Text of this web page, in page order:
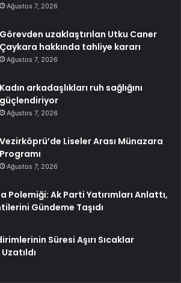
Ağustos 7, 2026
Görevden uzaklaştırılan Utku Caner
Çaykara hakkında tahliye kararı
Ağustos 7, 2026
Kadın arkadaşlıkları ruh sağlığını
güçlendiriyor
Ağustos 7, 2026
Vezirköprü’de Liseler Arası Münazara
Programı
Ağustos 7, 2026
Polemiği: Ak Parti Yatırımları Anlattı,
Gündeme Taşıdı
Süresi Aşırı Sıcaklar